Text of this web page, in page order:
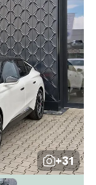
+31